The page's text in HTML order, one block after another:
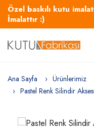
Özel baskılı kutu
İmalattır :)
Ana Sayfa Ürünlerimiz
Pastel Renk Silindir